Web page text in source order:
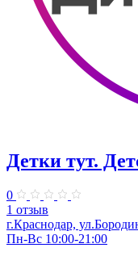
Детки тут.
0
1 отзыв
г.Краснодар,
Пн-Вс 10:00-21:00